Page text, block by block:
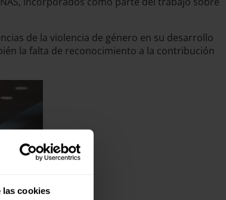
las cookies
de la violencia de género en su desarrollo
la falta de reconocimiento a la contribución